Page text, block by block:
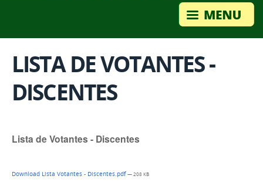
LISTA DE VOTANTES -
DISCENTES
Lista de Votantes - Discentes
Download Lista Votantes - Discentes.pdf— 208 KB